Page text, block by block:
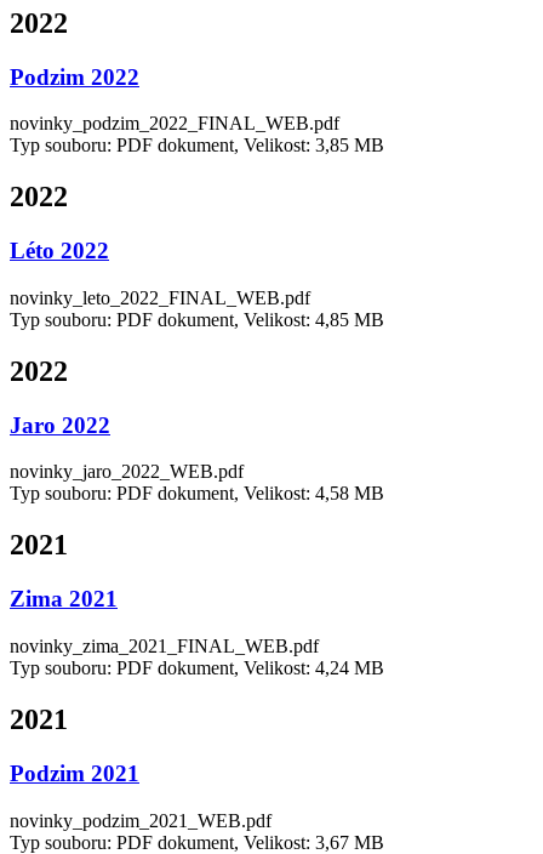
2022
Podzim 2022
novinky_podzim_2022_FINAL_WEB.pdf
Typ souboru: PDF dokument, Velikost: 3,85 MB
2022
Léto 2022
novinky_leto_2022_FINAL_WEB.pdf
Typ souboru: PDF dokument, Velikost: 4,85 MB
2022
Jaro 2022
novinky_jaro_2022_WEB.pdf
Typ souboru: PDF dokument, Velikost: 4,58 MB
2021
Zima 2021
novinky_zima_2021_FINAL_WEB.pdf
Typ souboru: PDF dokument, Velikost: 4,24 MB
2021
Podzim 2021
novinky_podzim_2021_WEB.pdf
Typ souboru: PDF dokument, Velikost: 3,67 MB